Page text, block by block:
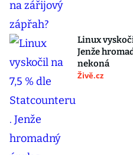
Linux
Jenže
nekoná
Živě.cz